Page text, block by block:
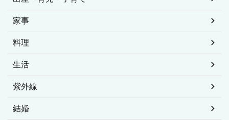
家事
料理
生活
紫外線
結婚